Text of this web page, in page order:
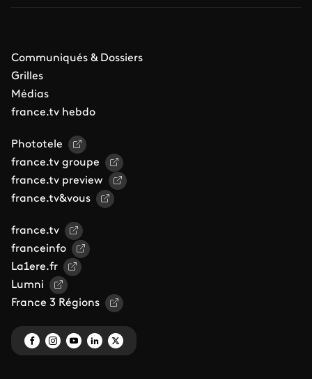
Communiqués & Dossiers
Grilles
Médias
france.tv hebdo
Phototele
france.tv groupe
france.tv preview
france.tv&vous
france.tv
franceinfo
La1ere.fr
Lumni
France 3 Régions